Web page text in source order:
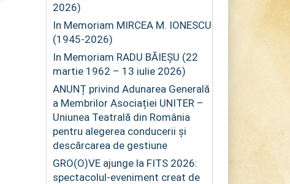
2026)
In Memoriam MIRCEA M. IONESCU
(1945-2026)
In Memoriam RADU BĂIEȘU (22
martie 1962 – 13 iulie 2026)
ANUNȚ privind Adunarea Generală
a Membrilor Asociației UNITER –
Uniunea Teatrală din România
pentru alegerea conducerii și
descărcarea de gestiune
GRO(O)VE ajunge la FITS 2026:
spectacolul-eveniment creat de